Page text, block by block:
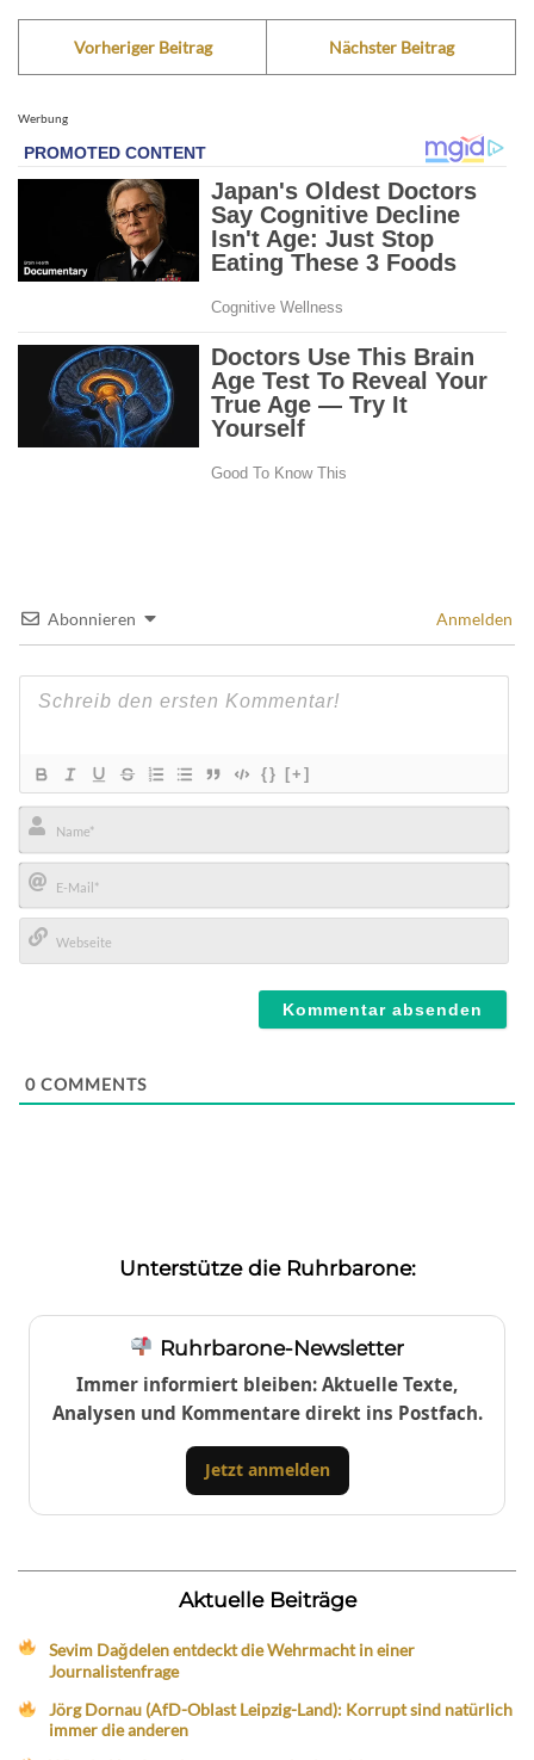
Vorheriger Beitrag Nächster Beitrag
Werbung
Abonnieren Anmelden
{} [+]
Name*
E-
Mail*
0 COMMENTS
Unterstütze die Ruhrbarone:
Ruhrbarone-Newsletter
Immer informiert bleiben: Aktuelle Texte,
Analysen und Kommentare direkt ins Postfach.
Jetzt anmelden
Aktuelle Beiträge
Sevim Dağdelen entdeckt die Wehrmacht in einer
Journalistenfrage
Jörg Dornau (AfD-Oblast Leipzig-Land): Korrupt sind natürlich
immer die anderen